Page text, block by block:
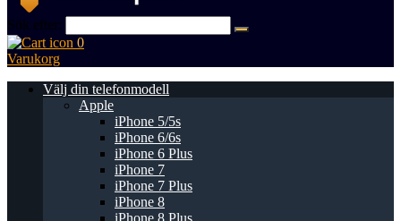
Sök efter:
0
Varukorg
Välj din telefonmodell
Apple
iPhone 5/5s
iPhone 6/6s
iPhone 6 Plus
iPhone 7
iPhone 7 Plus
iPhone 8
iPhone 8 Plus